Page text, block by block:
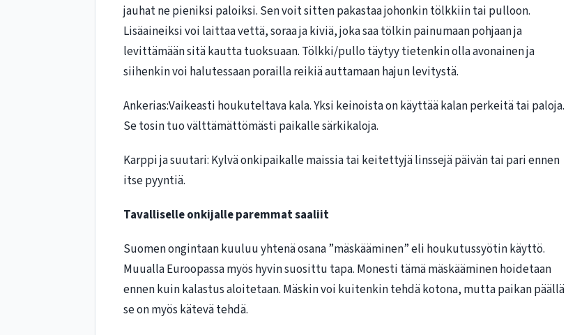
jauhat ne pieniksi paloiksi. Sen voit sitten pakastaa johonkin tölkkiin tai pulloon.
Lisäaineiksi voi laittaa vettä, soraa ja kiviä, joka saa tölkin painumaan pohjaan ja
levittämään sitä kautta tuoksuaan. Tölkki/pullo täytyy tietenkin olla avonainen ja
siihenkin voi halutessaan porailla reikiä auttamaan hajun levitystä.
Ankerias:Vaikeasti houkuteltava kala. Yksi keinoista on käyttää kalan perkeitä tai paloja.
Se tosin tuo välttämättömästi paikalle särkikaloja.
Karppi ja suutari: Kylvä onkipaikalle maissia tai keitettyjä linssejä päivän tai pari ennen
itse pyyntiä.
Tavalliselle onkijalle paremmat saaliit
Suomen ongintaan kuuluu yhtenä osana ”mäskääminen” eli houkutussyötin käyttö.
Muualla Euroopassa myös hyvin suosittu tapa. Monesti tämä mäskääminen hoidetaan
ennen kuin kalastus aloitetaan. Mäskin voi kuitenkin tehdä kotona, mutta paikan päällä
se on myös kätevä tehdä.